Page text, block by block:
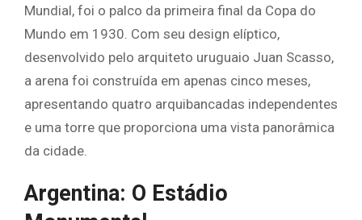
Mundial, foi o palco da primeira final da Copa do
Mundo em 1930. Com seu design elíptico,
desenvolvido pelo arquiteto uruguaio Juan Scasso,
a arena foi construída em apenas cinco meses,
apresentando quatro arquibancadas independentes
e uma torre que proporciona uma vista panorâmica
da cidade.
Argentina: O Estádio